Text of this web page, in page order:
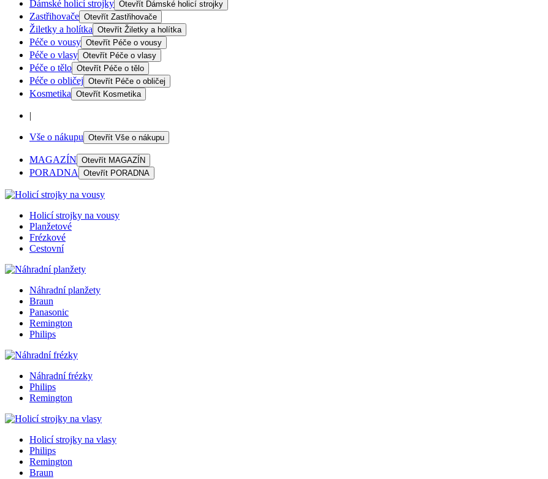
Dámské holicí strojky Otevřít Dámské holicí strojky
Zastřihovače Otevřít Zastřihovače
Žiletky a holítka Otevřít Žiletky a holítka
Péče o vousy Otevřít Péče o vousy
Péče o vlasy Otevřít Péče o vlasy
Péče o tělo Otevřít Péče o tělo
Péče o obličej Otevřít Péče o obličej
Kosmetika Otevřít Kosmetika
|
Vše o nákupu Otevřít Vše o nákupu
MAGAZÍN Otevřít MAGAZÍN
PORADNA Otevřít PORADNA
Holicí strojky na vousy
Planžetové
Frézkové
Cestovní
Náhradní planžety
Braun
Panasonic
Remington
Philips
Náhradní frézky
Philips
Remington
Holicí strojky na vlasy
Philips
Remington
Braun